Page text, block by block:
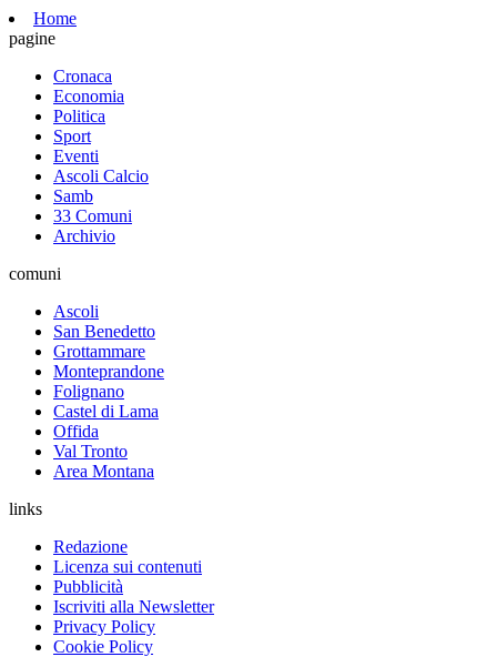
Home
pagine
Cronaca
Economia
Politica
Sport
Eventi
Ascoli Calcio
Samb
33 Comuni
Archivio
comuni
Ascoli
San Benedetto
Grottammare
Monteprandone
Folignano
Castel di Lama
Offida
Val Tronto
Area Montana
links
Redazione
Licenza sui contenuti
Pubblicità
Iscriviti alla Newsletter
Privacy Policy
Cookie Policy